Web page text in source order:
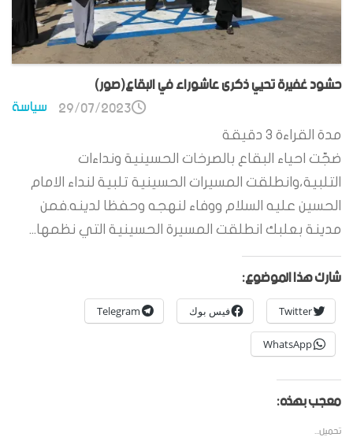
حشود غفيرة تحيي ذكرى عاشوراء في البقاع(صور)
سياسة 29/07/2023
مدة القراءة 3 دقيقة
ضجّت احياء البقاع بالصرخات الحسينية ونداءات
التلبية،وانطلقت المسيرات الحسينية تلبية لنداء الامام
الحسين عليه السلام ووفاء لنهجه وحفظا لدينه.فمن
مدينة بعلبك انطلقت المسيرة الحسينية التي نظمها...
شارك هذا الموضوع:
Twitter فيس بوك Telegram
WhatsApp
معجب بهذه:
تحميل...